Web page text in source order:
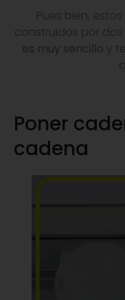
Pues bien,
construidos por
es muy sencillo y
Poner
cadena